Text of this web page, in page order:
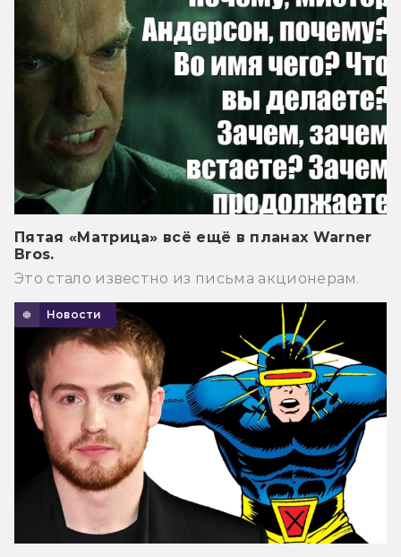
Пятая «Матрица» всё ещё в планах Warner
Bros.
Это стало известно из письма акционерам.
Новости